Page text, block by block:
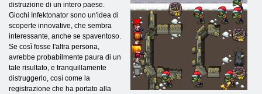
distruzione di un intero paese.
Giochi Infektonator sono un'idea di
scoperte innovative, che sembra
interessante, anche se spaventoso.
Se così fosse l'altra persona,
avrebbe probabilmente paura di un
tale risultato, e tranquillamente
distruggerlo, così come la
registrazione che ha portato alla